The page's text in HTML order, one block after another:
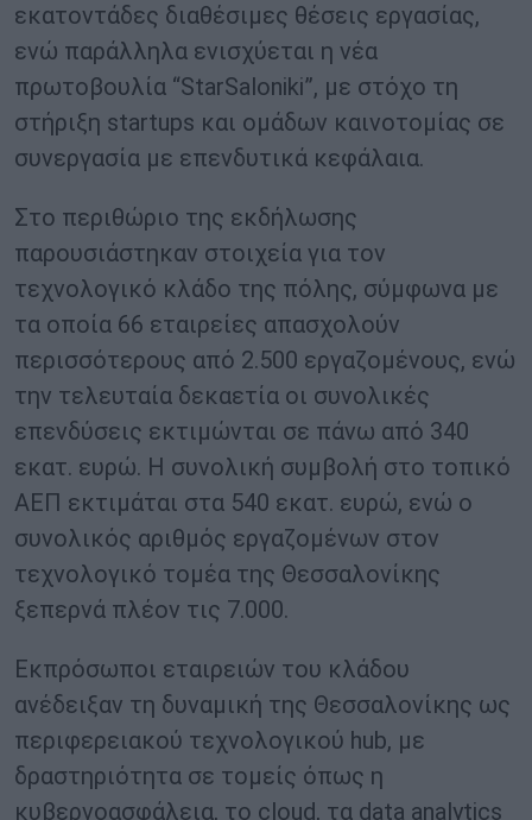
εκατοντάδες διαθέσιμες θέσεις εργασίας,
ενώ παράλληλα ενισχύεται η νέα
πρωτοβουλία “StarSaloniki”, με στόχο τη
στήριξη startups και ομάδων καινοτομίας σε
συνεργασία με επενδυτικά κεφάλαια.
Στο περιθώριο της εκδήλωσης
παρουσιάστηκαν στοιχεία για τον
τεχνολογικό κλάδο της πόλης, σύμφωνα με
τα οποία 66 εταιρείες απασχολούν
περισσότερους από 2.500 εργαζομένους, ενώ
την τελευταία δεκαετία οι συνολικές
επενδύσεις εκτιμώνται σε πάνω από 340
εκατ. ευρώ. Η συνολική συμβολή στο τοπικό
ΑΕΠ εκτιμάται στα 540 εκατ. ευρώ, ενώ ο
συνολικός αριθμός εργαζομένων στον
τεχνολογικό τομέα της Θεσσαλονίκης
ξεπερνά πλέον τις 7.000.
Εκπρόσωποι εταιρειών του κλάδου
ανέδειξαν τη δυναμική της Θεσσαλονίκης ως
περιφερειακού τεχνολογικού hub, με
δραστηριότητα σε τομείς όπως η
κυβερνοασφάλεια, το cloud, τα data analytics